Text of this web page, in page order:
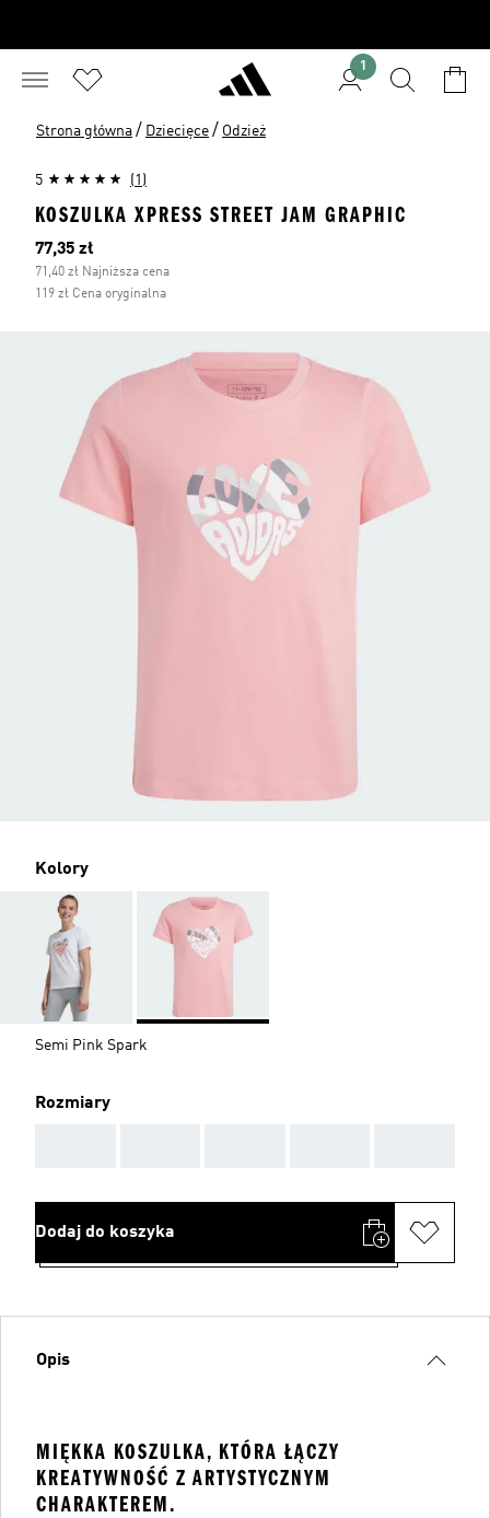
1
Strona główna / Dziecięce / Odzież
5 (1)
KOSZULKA XPRESS STREET JAM GRAPHIC
Bieżąca cena
77,35 zł
71,40 zł Najniższa cena
119 zł Cena oryginalna
Kolory
Semi Pink Spark
Rozmiary
Dodaj do koszyka
Opis
MIĘKKA KOSZULKA, KTÓRA ŁĄCZY
KREATYWNOŚĆ Z ARTYSTYCZNYM
CHARAKTEREM.